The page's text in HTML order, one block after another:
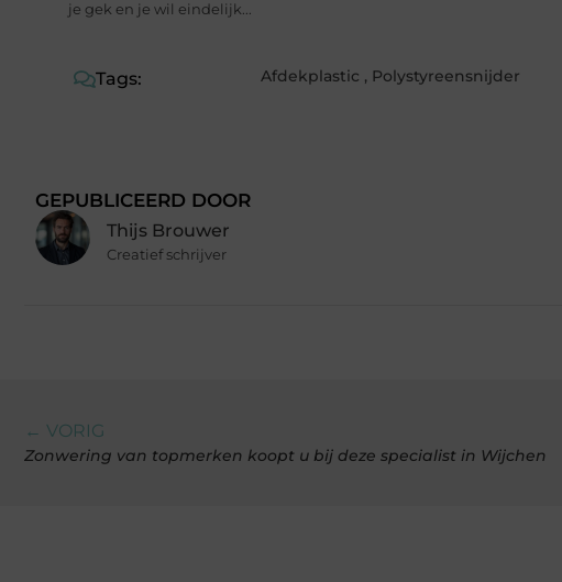
je gek en je wil eindelijk...
Tags: Afdekplastic , Polystyreensnijder
GEPUBLICEERD DOOR
Thijs Brouwer
Creatief schrijver
← VORIG
Zonwering van topmerken koopt u bij deze specialist in Wijchen